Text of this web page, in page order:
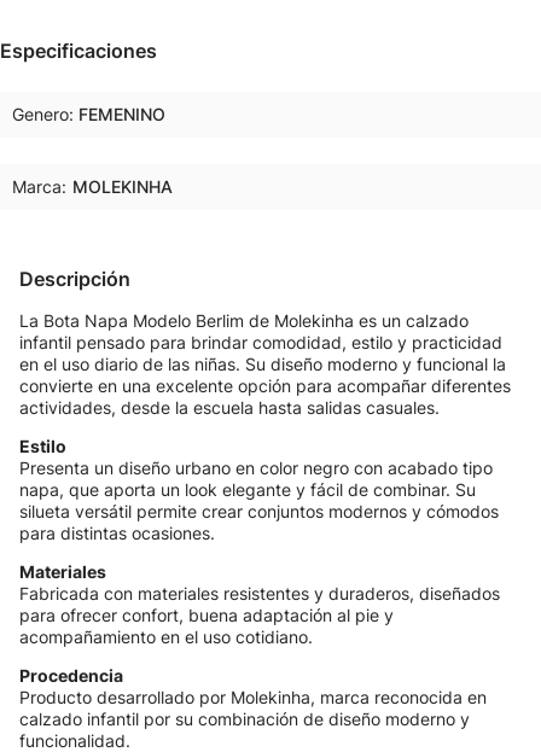
Especificaciones
Genero FEMENINO
Marca: MOLEKINHA
Descripción
La Bota Napa Modelo Berlim de Molekinha es un calzado
infantil pensado para brindar comodidad, estilo y practicidad
en el uso diario de las niñas. Su diseño moderno y funcional la
convierte en una excelente opción para acompañar diferentes
actividades, desde la escuela hasta salidas casuales.
Estilo
Presenta un diseño urbano en color negro con acabado tipo
napa, que aporta un look elegante y fácil de combinar. Su
silueta versátil permite crear conjuntos modernos y cómodos
para distintas ocasiones.
Materiales
Fabricada con materiales resistentes y duraderos, diseñados
para ofrecer confort, buena adaptación al pie y
acompañamiento en el uso cotidiano.
Procedencia
Producto desarrollado por Molekinha, marca reconocida en
calzado infantil por su combinación de diseño moderno y
funcionalidad.